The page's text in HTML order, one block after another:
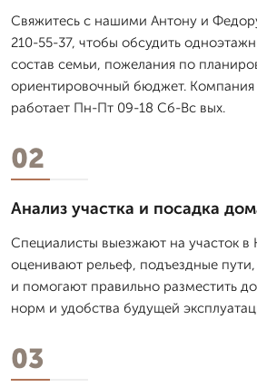
Свяжитесь с нашими Антону и
210-55-37, чтобы обсудить
состав семьи, пожелания по
ориентировочный бюджет.
работает Пн-Пт 09-18 Сб-Вс вых.
02
Анализ участка и посадка
Специалисты выезжают на участок в
оценивают рельеф, подъездные
и помогают правильно разместить
норм и удобства будущей
03